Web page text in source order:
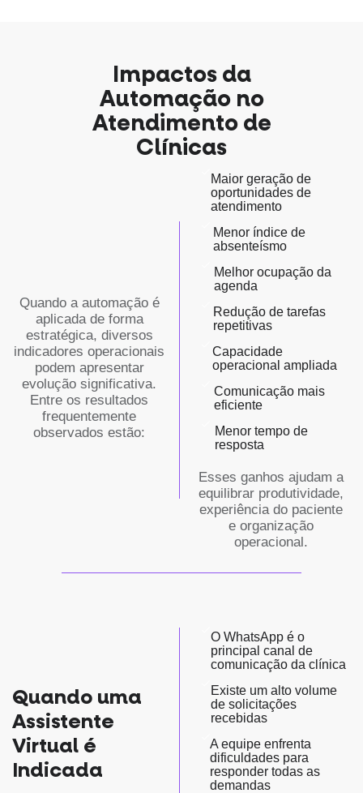
Impactos da
Automação no
Atendimento de
Clínicas
Quando a automação é
aplicada de forma
estratégica, diversos
indicadores operacionais
podem apresentar
evolução significativa.
Entre os resultados
frequentemente
observados estão:
Maior geração de
oportunidades de
atendimento
Menor índice de
absenteísmo
Melhor ocupação da
agenda
Redução de tarefas
repetitivas
Capacidade
operacional ampliada
Comunicação mais
eficiente
Menor tempo de
resposta
Esses ganhos ajudam a
equilibrar produtividade,
experiência do paciente
e organização
operacional.
Quando uma
Assistente
Virtual é
Indicada
O WhatsApp é o
principal canal de
comunicação da clínica
Existe um alto volume
de solicitações
recebidas
A equipe enfrenta
dificuldades para
responder todas as
demandas